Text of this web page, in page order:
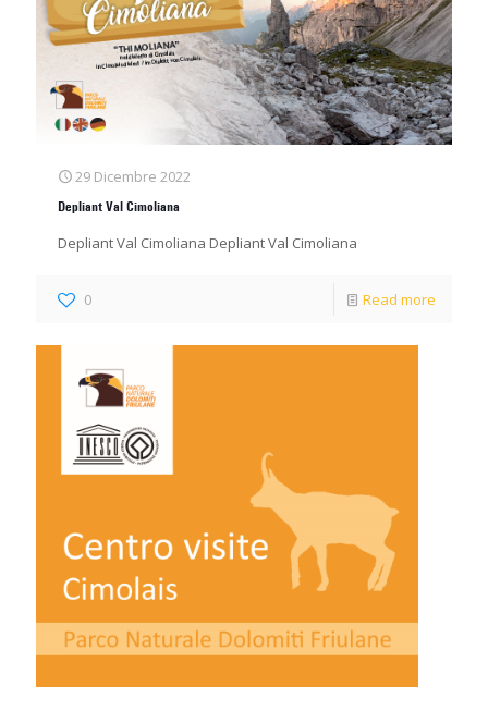
29 Dicembre 2022
Depliant Val Cimoliana
Depliant Val Cimoliana Depliant Val Cimoliana
0 Read more